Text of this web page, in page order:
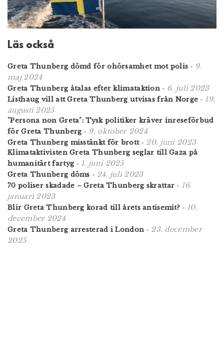
Läs också
Greta Thunberg dömd för ohörsamhet mot polis - 9.
maj 2024
Greta Thunberg åtalas efter klimataktion - 6. juli 2023
Listhaug vill att Greta Thunberg utvisas från Norge - 19.
augusti 2025
"Persona non Greta": Tysk politiker kräver inreseförbud
för Greta Thunberg- 9. oktober 2024
Greta Thunberg misstänkt för brott- 20. juni 2023
Klimataktivisten Greta Thunberg seglar till Gaza på
humanitärt fartyg- 1. juni 2025
Greta Thunberg döms - 24. juli 2023
70 poliser skadade – Greta Thunberg skrattar - 16.
januari 2023
Blir Greta Thunberg korad till årets antisemit? - 10.
december 2024
Greta Thunberg arresterad i London - 23. december
2025